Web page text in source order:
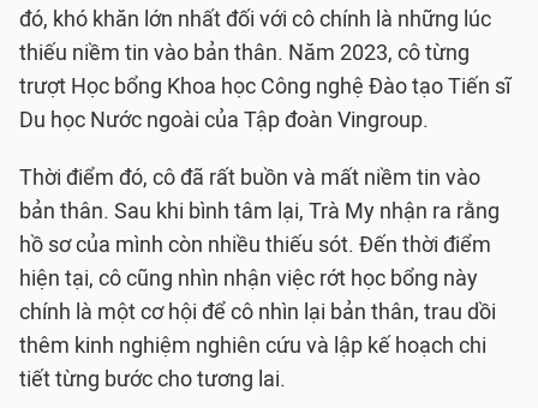
đó, khó khăn lớn nhất đối với cô chính là những lúc
thiếu niềm tin vào bản thân. Năm 2023, cô từng
trượt Học bổng Khoa học Công nghệ Đào tạo Tiến sĩ
Du học Nước ngoài của Tập đoàn Vingroup.
Thời điểm đó, cô đã rất buồn và mất niềm tin vào
bản thân. Sau khi bình tâm lại, Trà My nhận ra rằng
hồ sơ của mình còn nhiều thiếu sót. Đến thời điểm
hiện tại, cô cũng nhìn nhận việc rớt học bổng này
chính là một cơ hội để cô nhìn lại bản thân, trau dồi
thêm kinh nghiệm nghiên cứu và lập kế hoạch chi
tiết từng bước cho tương lai.